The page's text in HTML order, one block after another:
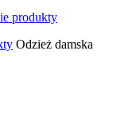
Odzież damska